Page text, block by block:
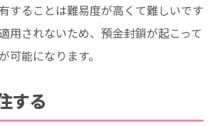
することは難易度が高くて難しいです
用されないため、預金封鎖が起こって
可能になります。
する